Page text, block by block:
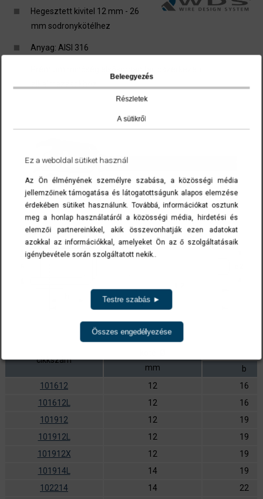
Hegesztett kivitel 12 mm - 26
mm sodronykötélhez
Anyag: AISI 316
alkalmazásokhoz
cikkszám
mm
b
101612
12
16
101612L
12
16
101912
12
19
101912L
12
19
101912X
12
19
101914L
14
19
102214
14
22
Beleegyezés
Részletek
A sütikről
Ez a weboldal sütiket használ
Az Ön élményének személyre szabása, a közösségi média
jellemzőinek támogatása és látogatottságunk alapos elemzése
érdekében sütiket használunk. Továbbá, információkat osztunk
meg a honlap használatáról a közösségi média, hirdetési és
elemzői partnereinkkel, akik összevonhatják ezen adatokat
azokkal az információkkal, amelyeket Ön az ő szolgáltatásaik
igénybevétele során szolgáltatott nekik..
Testre szabás ►
Összes engedélyezése